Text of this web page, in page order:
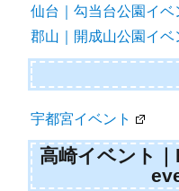
仙台｜勾当台公園イベ
郡山｜開成山公園イベ
宇都宮イベント
高崎イベント